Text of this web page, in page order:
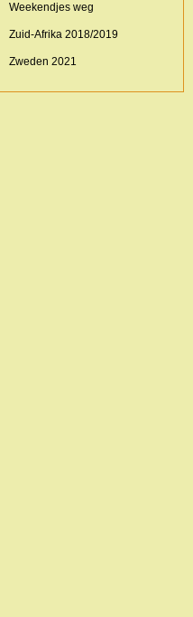
Weekendjes weg
Zuid-Afrika 2018/2019
Zweden 2021